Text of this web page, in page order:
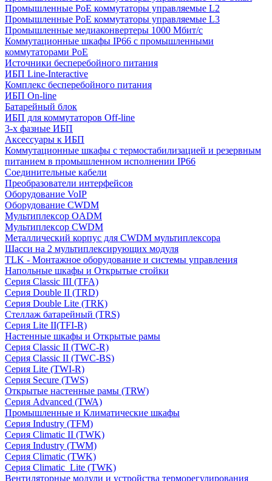
Промышленные PoE коммутаторы управляемые L2
Промышленные PoE коммутаторы управляемые L3
Промышленные медиаконвертеры 1000 Мбит/с
Коммутационные шкафы IP66 c промышленными
коммутаторами PoE
Источники бесперебойного питания
ИБП Line-Interactive
Комплекс бесперебойного питания
ИБП On-line
Батарейный блок
ИБП для коммутаторов Off-line
3-х фазные ИБП
Аксессуары к ИБП
Коммутационные шкафы с термостабилизацией и резервным
питанием в промышленном исполнении IP66
Соединительные кабели
Преобразователи интерфейсов
Оборудование VoIP
Оборудование CWDM
Мультиплекcор OADM
Мультиплексор CWDM
Металлический корпус для CWDM мультиплексора
Шасси на 2 мультиплексирующих модуля
TLK - Монтажное оборудование и системы управления
Напольные шкафы и Открытые стойки
Серия Classic III (TFA)
Серия Double II (TRD)
Серия Double Lite (TRK)
Стеллаж батарейный (TRS)
Серия Lite II(TFI-R)
Настенные шкафы и Открытые рамы
Серия Classic II (TWC-R)
Серия Classic II (TWC-BS)
Серия Lite (TWI-R)
Серия Secure (TWS)
Открытые настенные рамы (TRW)
Серия Advanced (TWA)
Промышленные и Климатические шкафы
Серия Industry (TFM)
Серия Climatic II (TWK)
Серия Industry (TWM)
Серия Climatic (TWK)
Серия Climatic_Lite (TWK)
Вентиляторные модули и устройства терморегулирования